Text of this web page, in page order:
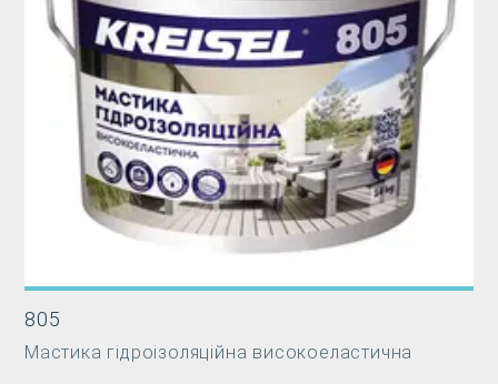
805
Мастика гідроізоляційна високоеластична